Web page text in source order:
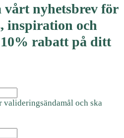
vårt nyhetsbrev för
inspiration och
rabatt på ditt
valideringsändamål och ska